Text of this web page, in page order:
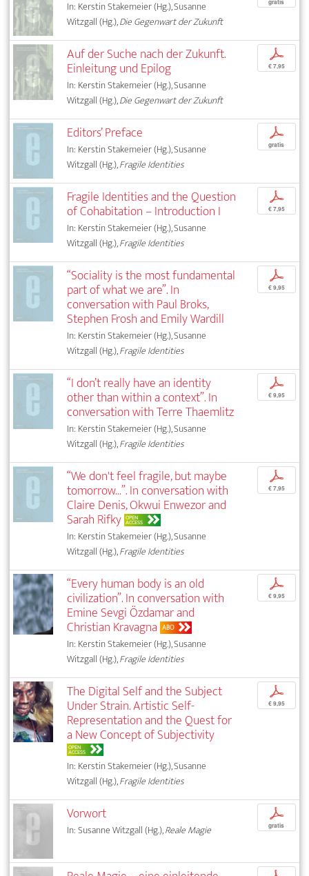
In: Kerstin Stakemeier (Hg.), Susanne
Witzgall (Hg.),Die Gegenwart der Zukunft
gratis
Auf der Suche nach der Zukunft.
Einleitung und Epilog
In: Kerstin Stakemeier (Hg.), Susanne
Witzgall (Hg.),Die Gegenwart der Zukunft
p
€ 7,95
Editors’ Preface
In: Kerstin Stakemeier (Hg.), Susanne
Witzgall (Hg.),Fragile Identities
p
gratis
Fragile Identities and the Question
of Cohabitation – Introduction I
In: Kerstin Stakemeier (Hg.), Susanne
Witzgall (Hg.),Fragile Identities
p
€ 7,95
“Sociality is the most fundamental
part of what we are”. In
conversation with Paul Broks,
Stephen Frosh and Emily Wardill
In: Kerstin Stakemeier (Hg.), Susanne
Witzgall (Hg.),Fragile Identities
p
€ 9,95
“I don’t really have an identity
other than within a context”. In
conversation with Terre Thaemlitz
In: Kerstin Stakemeier (Hg.), Susanne
Witzgall (Hg.),Fragile Identities
p
€ 9,95
“We don't feel fragile, but maybe
tomorrow...”. In conversation with
Claire Denis, Okwui Enwezor and
Sarah Rifky OPEN
ACCESS
In: Kerstin Stakemeier (Hg.), Susanne
Witzgall (Hg.),Fragile Identities
p
€ 7,95
“Every human body is an old
civilization”. In conversation with
Emine Sevgi Özdamar and
Christian Kravagna ABO
In: Kerstin Stakemeier (Hg.), Susanne
Witzgall (Hg.),Fragile Identities
p
€ 9,95
The Digital Self and the Subject
Under Strain. Artistic Self-
Representation and the Quest for
a New Concept of Subjectivity
OPEN
ACCESS
In: Kerstin Stakemeier (Hg.), Susanne
Witzgall (Hg.),Fragile Identities
p
€ 9,95
Vorwort
In: Susanne Witzgall (Hg.),Reale Magie
p
gratis